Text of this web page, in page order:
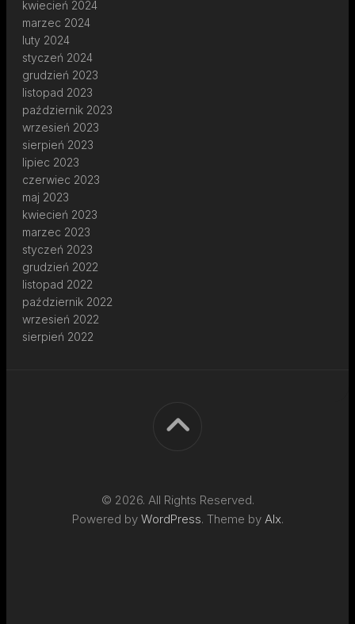
kwiecień 2024
marzec 2024
luty 2024
styczeń 2024
grudzień 2023
listopad 2023
październik 2023
wrzesień 2023
sierpień 2023
lipiec 2023
czerwiec 2023
maj 2023
kwiecień 2023
marzec 2023
styczeń 2023
grudzień 2022
listopad 2022
październik 2022
wrzesień 2022
sierpień 2022
© 2026. All Rights Reserved.
Powered by WordPress. Theme by Alx.